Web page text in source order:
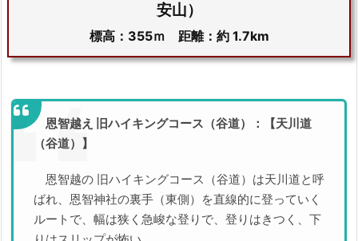
安山）
標高：355ｍ 距離：約 1.7km
恩智越え 旧ハイキングコース（谷道）：【天川道
（谷道）】
恩智越の 旧ハイキングコース（谷道）は天川道と呼
ばれ、恩智神社の裏手（東側）を直線的に登っていく
ルートで、幅は狭く急峻な登りで、登りはきつく、下